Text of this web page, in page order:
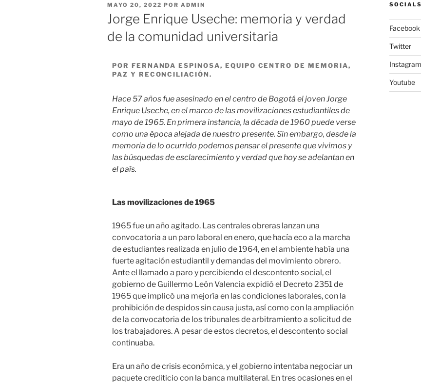
MAYO 20, 2022 POR ADMIN
Jorge Enrique Useche: memoria y verdad
de la comunidad universitaria
POR FERNANDA ESPINOSA, EQUIPO CENTRO DE MEMORIA,
PAZ Y RECONCILIACIÓN.
Hace 57 años fue asesinado en el centro de Bogotá el joven Jorge
Enrique Useche, en el marco de las movilizaciones estudiantiles de
mayo de 1965. En primera instancia, la década de 1960 puede verse
como una época alejada de nuestro presente. Sin embargo, desde la
memoria de lo ocurrido podemos pensar el presente que vivimos y
las búsquedas de esclarecimiento y verdad que hoy se adelantan en
el país.
Las movilizaciones de 1965
1965 fue un año agitado. Las centrales obreras lanzan una
convocatoria a un paro laboral en enero, que hacía eco a la marcha
de estudiantes realizada en julio de 1964, en el ambiente había una
fuerte agitación estudiantil y demandas del movimiento obrero.
Ante el llamado a paro y percibiendo el descontento social, el
gobierno de Guillermo León Valencia expidió el Decreto 2351 de
1965 que implicó una mejoría en las condiciones laborales, con la
prohibición de despidos sin causa justa, así como con la ampliación
de la convocatoria de los tribunales de arbitramiento a solicitud de
los trabajadores. A pesar de estos decretos, el descontento social
continuaba.
Era un año de crisis económica, y el gobierno intentaba negociar un
paquete crediticio con la banca multilateral. En tres ocasiones en el
SOCIALS
Facebook
Twitter
Instagram
Youtube